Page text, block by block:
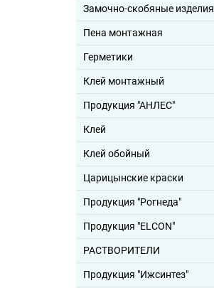
Замочно-скобяные изделия
Пена монтажная
Герметики
Клей монтажный
Продукция "АНЛЕС"
Клей
Клей обойный
Царицынские краски
Продукция "Рогнеда"
Продукция "ELCON"
РАСТВОРИТЕЛИ
Продукция "Ижсинтез"